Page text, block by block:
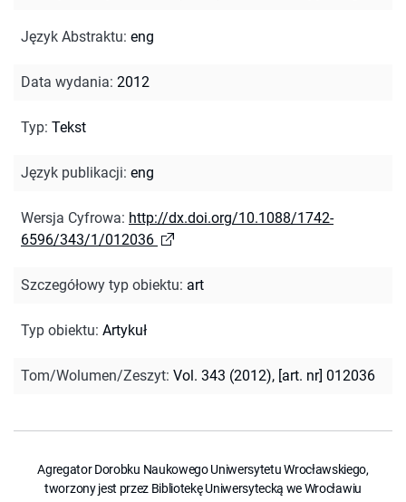
Język Abstraktu: eng
Data wydania: 2012
Typ: Tekst
Język publikacji: eng
Wersja Cyfrowa: http://dx.doi.org/10.1088/1742-
6596/343/1/012036
Szczegółowy typ obiektu: art
Typ obiektu: Artykuł
Tom/Wolumen/Zeszyt: Vol. 343 (2012), [art. nr] 012036
Agregator Dorobku Naukowego Uniwersytetu Wrocławskiego,
tworzony jest przez Bibliotekę Uniwersytecką we Wrocławiu